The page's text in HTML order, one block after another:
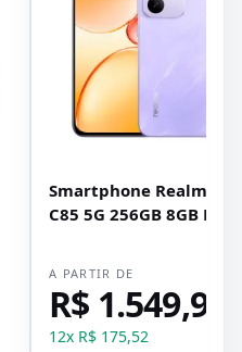
Smartphone Realme
C85 5G 256GB 8GB RAM
A PARTIR DE
R$ 1.549,99
12x R$ 175,52